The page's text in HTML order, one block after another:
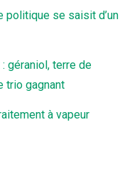
politique se saisit d’un
géraniol, terre de
trio gagnant
à vapeur